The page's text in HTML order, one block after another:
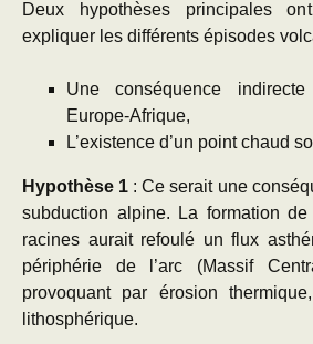
Deux hypothèses principales
expliquer les différents épisodes
Une conséquence
Europe-Afrique,
L’existence d’un point chaud
Hypothèse 1 : Ce serait une
subduction alpine. La formation
racines aurait refoulé un flux
périphérie de l’arc (Massif
provoquant par érosion
lithosphérique.